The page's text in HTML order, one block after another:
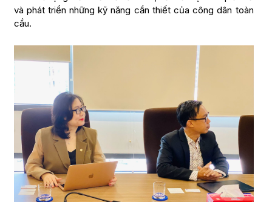
và phát triển những kỹ năng cần thiết của công dân toàn
cầu.